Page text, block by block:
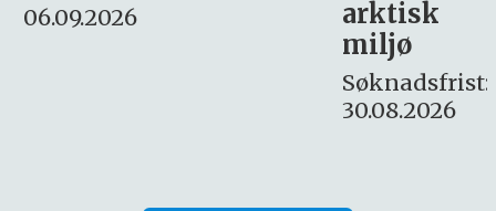
Søknadsfrist:
16. august.